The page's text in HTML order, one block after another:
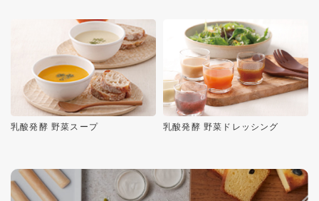
乳酸発酵 野菜スープ 乳酸発酵 野菜ドレッシング